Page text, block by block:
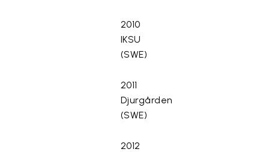
2010
IKSU
(SWE)
2011
Djurgården
(SWE)
2012